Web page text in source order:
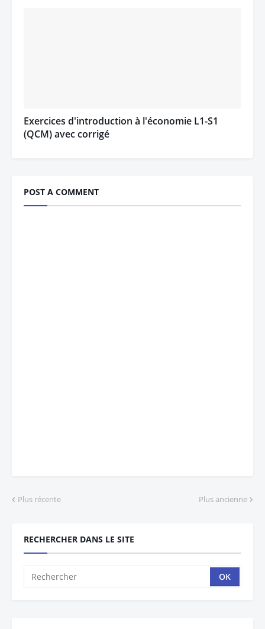
Exercices d'introduction à l'économie L1-S1
(QCM) avec corrigé
POST A COMMENT
Plus récente Plus ancienne
RECHERCHER DANS LE SITE